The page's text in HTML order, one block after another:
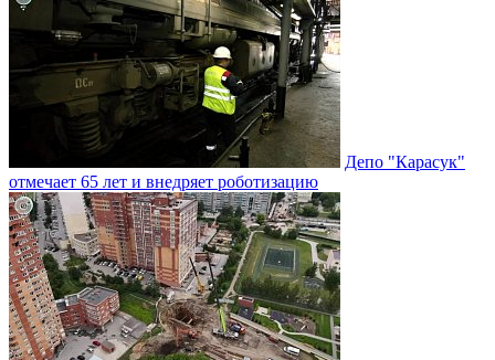
Депо "Карасук"
отмечает 65 лет и внедряет роботизацию